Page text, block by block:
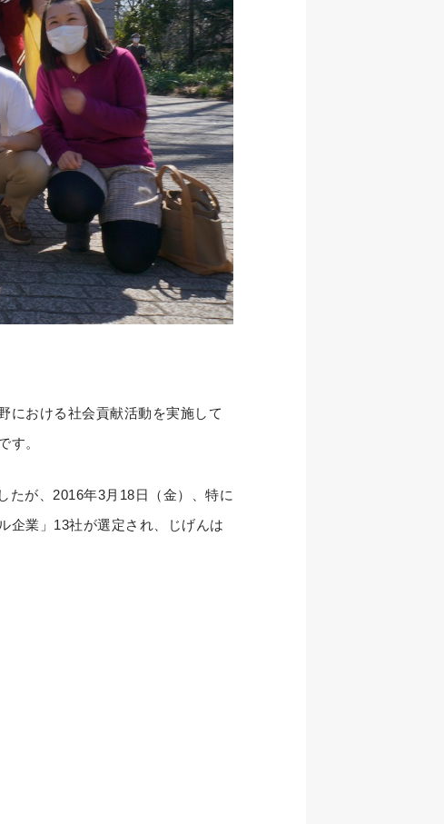
における社会貢献活動を実施して
す。
たが、2016年3月18日（金）、特に
企業」13社が選定され、じげんは